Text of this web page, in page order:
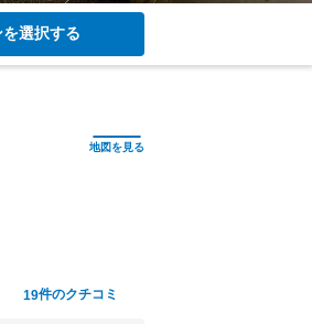
を選択する
19件のクチコミ